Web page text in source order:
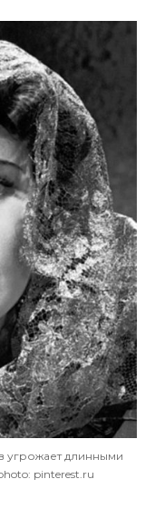
угрожает длинными
pinterest.ru